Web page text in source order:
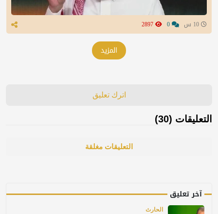
المزيد
اترك تعليق
التعليقات (30)
التعليقات مغلقة
آخر تعليق
الحارث